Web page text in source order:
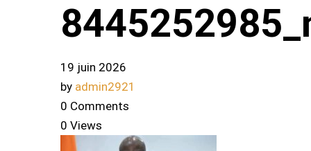
19 juin 2026
by admin2921
0 Comments
0 Views